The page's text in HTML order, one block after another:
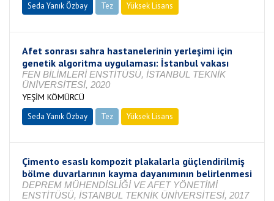
Seda Yanık Özbay Tez Yüksek Lisans
Afet sonrası sahra hastanelerinin yerleşimi için
genetik algoritma uygulaması: İstanbul vakası
FEN BİLİMLERİ ENSTİTÜSÜ, İSTANBUL TEKNİK
ÜNİVERSİTESİ, 2020
YEŞİM KÖMÜRCÜ
Seda Yanık Özbay Tez Yüksek Lisans
Çimento esaslı kompozit plakalarla güçlendirilmiş
bölme duvarlarının kayma dayanımının belirlenmesi
DEPREM MÜHENDİSLİĞİ VE AFET YÖNETİMİ
ENSTİTÜSÜ, İSTANBUL TEKNİK ÜNİVERSİTESİ, 2017